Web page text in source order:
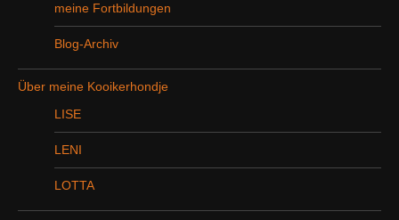
meine Fortbildungen
Blog-Archiv
Über meine Kooikerhondje
LISE
LENI
LOTTA